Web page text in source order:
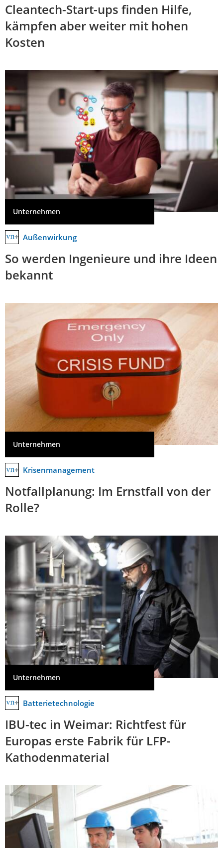
Cleantech-Start-ups finden Hilfe,
kämpfen aber weiter mit hohen
Kosten
Unternehmen
Außenwirkung
So werden Ingenieure und ihre Ideen
bekannt
Unternehmen
Krisenmanagement
Notfallplanung: Im Ernstfall von der
Rolle?
Unternehmen
Batterietechnologie
IBU-tec in Weimar: Richtfest für
Europas erste Fabrik für LFP-
Kathodenmaterial